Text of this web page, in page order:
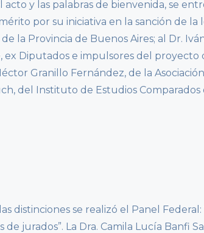
acto y las palabras de bienvenida, se
por su iniciativa en la sanción de la
la Provincia de Buenos Aires; al Dr.
ex Diputados e impulsores del
Granillo Fernández, de la
del Instituto de Estudios Comparados
distinciones se realizó el Panel
de jurados”. La Dra. Camila Lucía Banfi